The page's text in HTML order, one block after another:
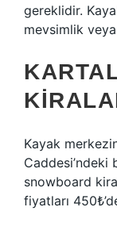
gereklidir.
mevsimlik
Kayak
snowboard
fiyatları